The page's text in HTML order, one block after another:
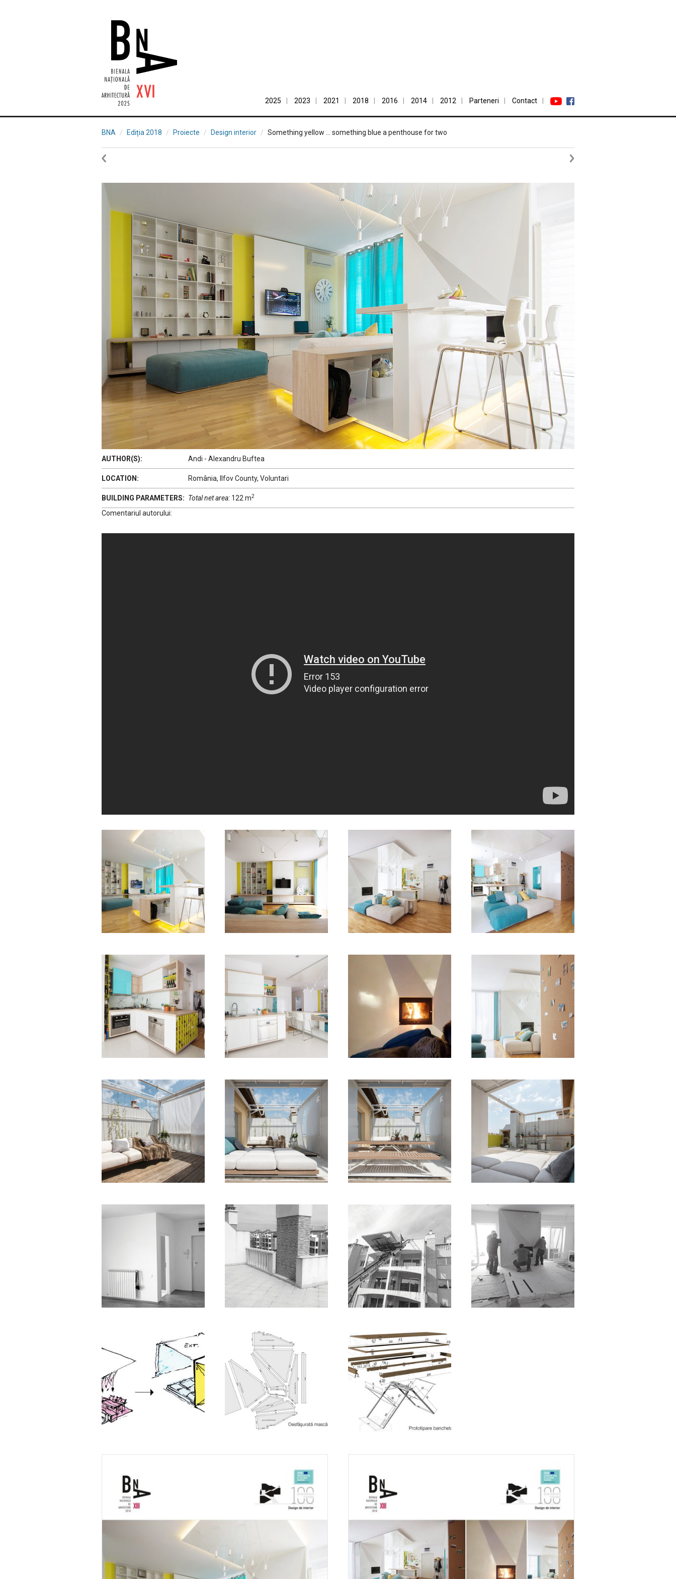
2025 2023 2021 2018 2016 2014 2012 Parteneri Contact
BNA Ediția 2018 Proiecte Design interior Something yellow ... something blue a penthouse for two
AUTHOR(S): Andi - Alexandru Buftea
LOCATION: România, Ilfov County, Voluntari
BUILDING PARAMETERS: Total net area: 122 m2
Comentariul autorului: